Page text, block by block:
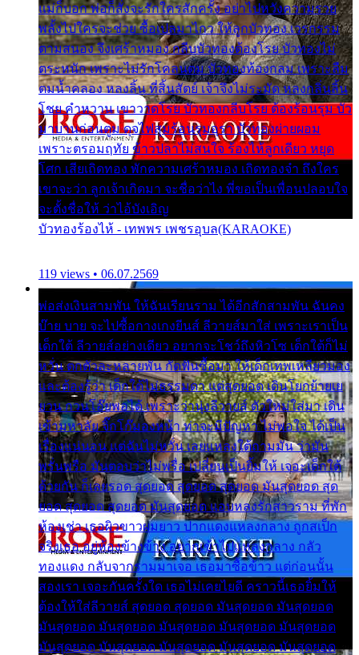
แม่ก็บอก พ่อก็สั่งจะรักใครสักครั้ง อย่าไปหวังความรวย
พลั้งไปใครจะช่วย ซื้อเปลมาไกว ให้ลูกบัวทอง เวรกรรม
ตามสนอง จึงเศร้าหมอง กลีบบัวทองต้องโรย บัวทองไม่
ตระหนัก เพราะไม่รักโคลนตม บัวทองท้องกลม เพราะลืม
ตมน้ำคลอง หลงลิ้น ที่สิ้นสัตย์ เจ้าจึงไม่ระมัด หลงกลิ่นลิ้น
โชย คำหวาน เขาวาดโรย บัวทองกลีบโรย ต้องร้อนรุม บัว
มาบานก่อนตูม ดุจไฟสุมร้อนรุมอุรา บัวทองผ่ายผอม
เพราะตรอมฤทัย ข้าวปลาไม่สนใจ ร้องไห้ลูกเดียว หยุด
โศก เสียเถิดทอง พักความเศร้าหมอง เถิดทองจ๋า ถึงใคร
เขาจะว่า ลูกเจ้าเกิดมา จะชื่อว่าไง พี่ขอเป็นเพื่อนปลอบใจ
จะตั้งชื่อให้ ว่าไอ้บังเอิญ
บัวทองร้องไห้ - เทพพร เพชรอุบล(KARAOKE)
119 views • 06.07.2569
พ่อส่งเงินสามพัน ให้ฉันเรียนราม ได้อีกสักสามพัน ฉันคง
บ๊าย บาย จะไปซื้อกางเกงยีนส์ ลีวายส์มาใส่ เพราะเราเป็น
เด็กใต้ ลีวายส์อย่างเดียว อยากจะโชว์ถึงหิวโซ เด็กใต้ก็ไม่
หวั่น ตกตัวละหลายพัน กัดฟันซื้อมา ให้เด็กเทพเหลียวมอง
และต้องรู้ว่า เด็กใต้ไม่ธรรมดา แต่สุดยอด เดินโยกย้ายเย
ยวน กวนโอ๊ยพอได้ เพราะว่านุ่งลีวายส์ ตัวใหม่ใส่มา เดิน
เข้ามหาลัย จิ๊กโก๊มองหน้า ท่าจะมีปัญหา ไม่พอใจ ได้เป็น
เรื่องแน่นอน แต่ฉันไม่หวั่น เลยแหลงใต้ถามมัน ว่ามัน
พรั่นพรือ มันตอบว่าไม่พรื่อ เปลี่ยนเป็นยิ้มให้ เจอะเด็กใต้
ด้วยกัน ก็เลยรอด สุดยอด สุดยอด สุดยอด มันสุดยอด สุด
ยอด สุดยอด สุดยอด มันสุดยอด แอบหลงรักสาวราม ที่พัก
ห้องเช่า เธอผิวขาวผมยาว ปากแดงแหลงกลาง ถูกสเป็ก
จริงเธอ อยู่ห้องข้างข้าง อยากเข้าไปแหลงกลาง กลัว
ทองแดง กลับจากรามมาเจอ เธอมาซื้อข้าว แต่ก่อนนั้น
สองเรา เจอะกันครั้งใด เธอไม่เคยไยดี คราวนี้เธอยิ้มให้
ต้องให้ใส่ลีวายส์ สุดยอด สุดยอด มันสุดยอด มันสุดยอด
มันสุดยอด มันสุดยอด มันสุดยอด มันสุดยอด มันสุดยอด
มันสุดยอด มันสุดยอด มันสุดยอด มันสุดยอด มันสุดยอด